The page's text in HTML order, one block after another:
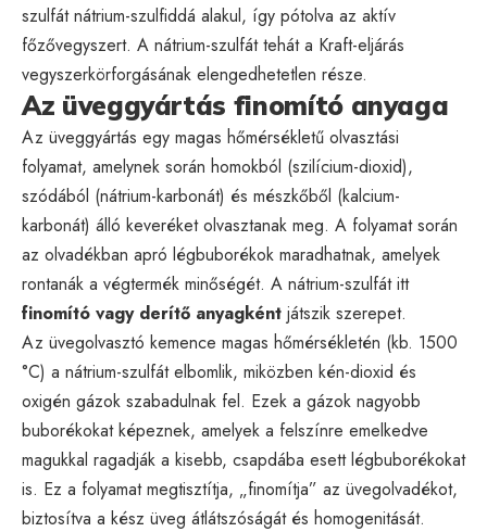
szulfát nátrium-szulfiddá alakul, így pótolva az aktív
főzővegyszert. A nátrium-szulfát tehát a Kraft-eljárás
vegyszerkörforgásának elengedhetetlen része.
Az üveggyártás finomító anyaga
Az üveggyártás egy magas hőmérsékletű olvasztási
folyamat, amelynek során homokból (szilícium-dioxid),
szódából (nátrium-karbonát) és mészkőből (kalcium-
karbonát) álló keveréket olvasztanak meg. A folyamat során
az olvadékban apró légbuborékok maradhatnak, amelyek
rontanák a végtermék minőségét. A nátrium-szulfát itt
finomító vagy derítő anyagként játszik szerepet.
Az üvegolvasztó kemence magas hőmérsékletén (kb. 1500
°C) a nátrium-szulfát elbomlik, miközben kén-dioxid és
oxigén gázok szabadulnak fel. Ezek a gázok nagyobb
buborékokat képeznek, amelyek a felszínre emelkedve
magukkal ragadják a kisebb, csapdába esett légbuborékokat
is. Ez a folyamat megtisztítja, „finomítja” az üvegolvadékot,
biztosítva a kész üveg átlátszóságát és homogenitását.